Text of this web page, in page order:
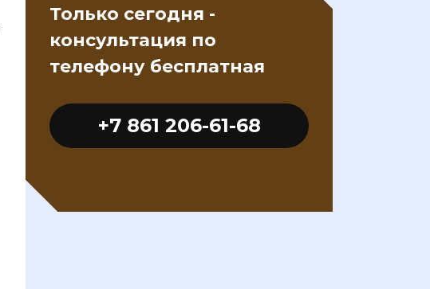
Только сегодня -
консультация по
телефону бесплатная
+7 861 206-61-68